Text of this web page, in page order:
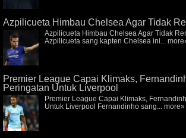
Azpilicueta Himbau Chelsea Agar Tidak
Azpilicueta Himbau Chelsea Agar Tidak
Azpilicueta sang kapten Chelsea ini...
Premier League Capai Klimaks,
Peringatan Untuk Liverpool
Premier League Capai Klimaks,
Untuk Liverpool Fernandinho sang... more»